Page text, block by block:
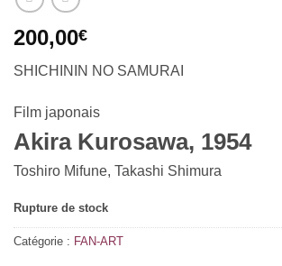
200,00€
SHICHININ NO SAMURAI
Film japonais
Akira Kurosawa, 1954
Toshiro Mifune, Takashi Shimura
Rupture de stock
Catégorie : FAN-ART